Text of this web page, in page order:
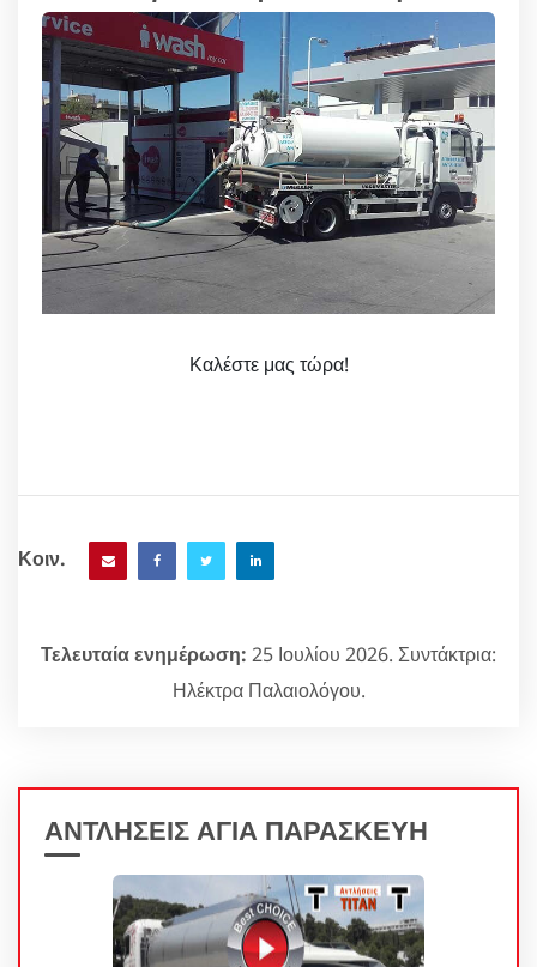
Καλέστε μας τώρα!
Κοιν.
Τελευταία ενημέρωση: 25 Ιουλίου 2026. Συντάκτρια:
Ηλέκτρα Παλαιολόγου.
ΑΝΤΛΗΣΕΙΣ ΑΓΙΑ ΠΑΡΑΣΚΕΥΗ